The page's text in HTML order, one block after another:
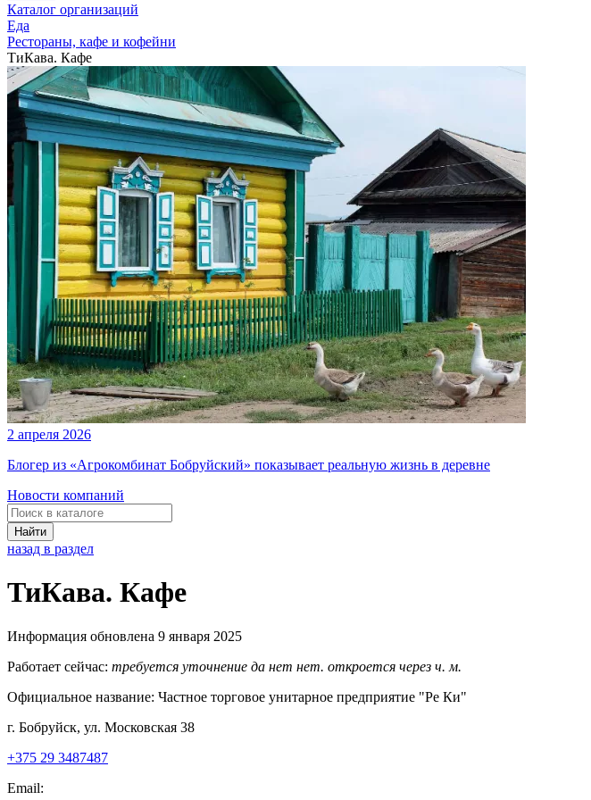
Каталог организаций
Еда
Рестораны, кафе и кофейни
ТиКава. Кафе
2 апреля 2026
Блогер из «Агрокомбинат Бобруйский» показывает реальную жизнь в деревне
Новости компаний
Найти
назад в раздел
ТиКава. Кафе
Информация обновлена 9 января 2025
Работает сейчас: требуется уточнение да нет нет. откроется через ч. м.
Официальное название: Частное торговое унитарное предприятие "Ре Ки"
г. Бобруйск, ул. Московская 38
+375 29 3487487
Email: